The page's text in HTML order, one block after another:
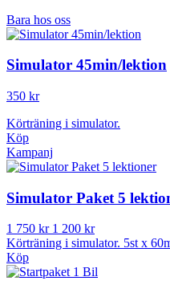
Bara hos oss
Simulator 45min/lektion
350 kr
Körträning i simulator.
Köp
Kampanj
Simulator Paket 5
1 750 kr 1 200 kr
Körträning i simulator. 5st x
Köp